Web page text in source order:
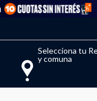
Selecciona tu
y comuna
de productos